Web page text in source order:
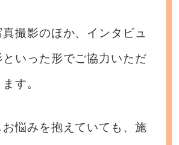
撮影のほか、インタビュ
いった形でご協力いただ
す。
悩みを抱えていても、施